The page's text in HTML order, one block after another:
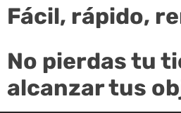
Fácil, rápido,
No pierdas tu
alcanzar tus